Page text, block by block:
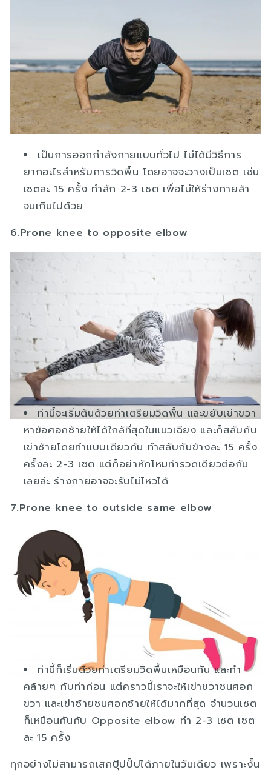
เป็นการออกกำลังกายแบบทั่วไป ไม่ได้มีวิธีการ
ยากอะไรสำหรับการวิดพื้น โดยอาจจะวางเป็นเซต เช่น
เซตละ 15 ครั้ง ทำสัก 2-3 เซต เพื่อไม่ให้ร่างกายล้า
จนเกินไปด้วย
6.Prone knee to opposite elbow
ท่านี้จะเริ่มต้นด้วยท่าเตรียมวิดพื้น และขยับเข่าขวา
หาข้อศอกซ้ายให้ได้ใกล้ที่สุดในแนวเฉียง และก็สลับกับ
เข่าซ้ายโดยทำแบบเดียวกัน ทำสลับกันข้างละ 15 ครั้ง
ครั้งละ 2-3 เซต แต่ก็อย่าหักโหมทำรวดเดียวต่อกัน
เลยล่ะ ร่างกายอาจจะรับไม่ไหวได้
7.Prone knee to outside same elbow
ท่านี้ก็เริ่มด้วยท่าเตรียมวิดพื้นเหมือนกัน และทำ
คล้ายๆ กับท่าก่อน แต่คราวนี้เราจะให้เข่าขวาชนศอก
ขวา และเข่าซ้ายชนศอกซ้ายให้ได้มากที่สุด จำนวนเซต
ก็เหมือนกันกับ Opposite elbow ทำ 2-3 เซต เซต
ละ 15 ครั้ง
ทุกอย่างไม่สามารถเสกปุ้ปปั้ปได้ภายในวันเดียว เพราะงั้น